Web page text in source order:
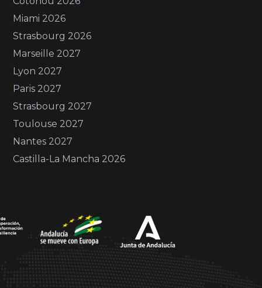
Miami 2026
Strasbourg 2026
Marseille 2027
Lyon 2027
Paris 2027
Strasbourg 2027
Toulouse 2027
Nantes 2027
Castilla-La Mancha 2026